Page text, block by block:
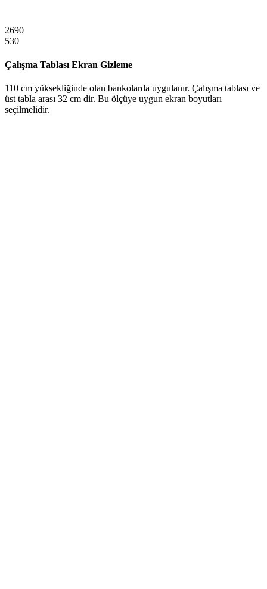
2690
530
Çalışma Tablası Ekran Gizleme
110 cm yüksekliğinde olan bankolarda uygulanır. Çalışma tablası ve
üst tabla arası 32 cm dir. Bu ölçüye uygun ekran boyutları
seçilmelidir.